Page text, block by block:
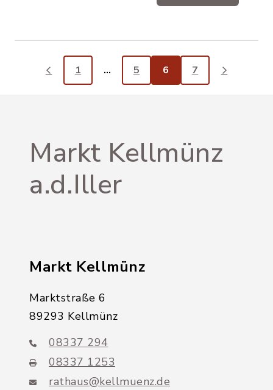
1 … 5 6 7
Markt Kellmünz
a.d.Iller
Markt Kellmünz
Marktstraße 6
89293 Kellmünz
08337 294
08337 1253
rathaus@kellmuenz.de